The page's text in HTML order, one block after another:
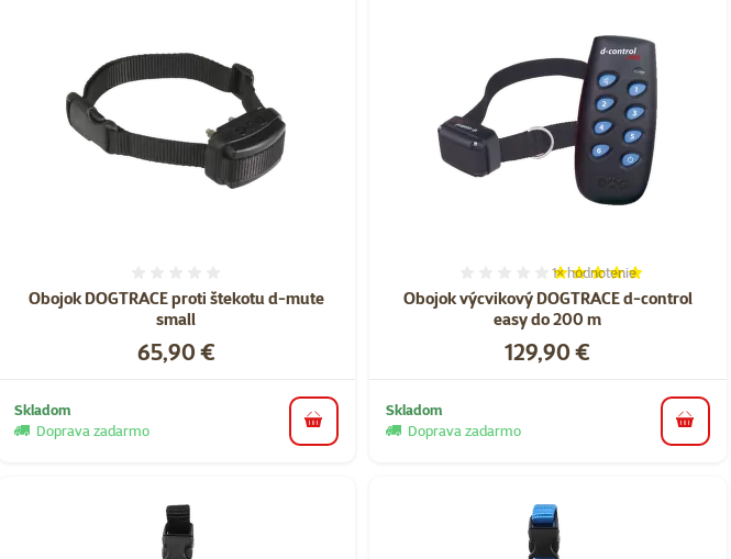
Obojok DOGTRACE proti štekotu d-mute
small
Cena
65,90 €
Skladom
Doprava zadarmo
do košíka
Obojok výcvikový DOGTRACE d-control
easy do 200 m
Hodnotenie 100%, počet
1×hodnotenie
Cena
129,90 €
Skladom
Doprava zadarmo
do